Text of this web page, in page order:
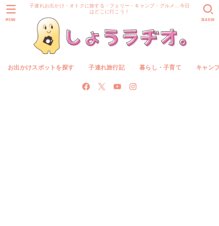
子連れお出かけ・オトクに旅する・フェリー・キャンプ・グルメ…今日
はどこに行こう！
お出かけスポットを探す 子連れ旅行記 暮らし・子育て キャン
SEARCH
MENU